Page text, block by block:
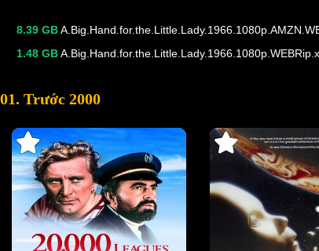
8.39 GB
1.48 GB
01. Trước 2000